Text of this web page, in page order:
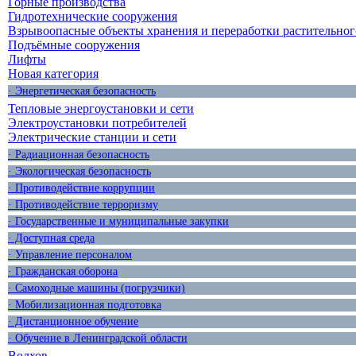
Гидротехнические сооружения
Взрывоопасные объекты хранения и переработки
Подъёмные сооружения
Лифты
Новая категория
· Энергетическая безопасность
Тепловые энергоустановки и сети
Электроустановки потребителей
Электрические станции и сети
· Радиационная безопасность
· Экологическая безопасность
· Противодействие коррупции
· Противодействие терроризму
· Государственные и муниципальные закупки
· Доступная среда
· Управление персоналом
· Гражданская оборона
· Самоходные машины (погрузчики)
· Мобилизационная подготовка
· Дистанционное обучение
· Обучение в Ленинградской области